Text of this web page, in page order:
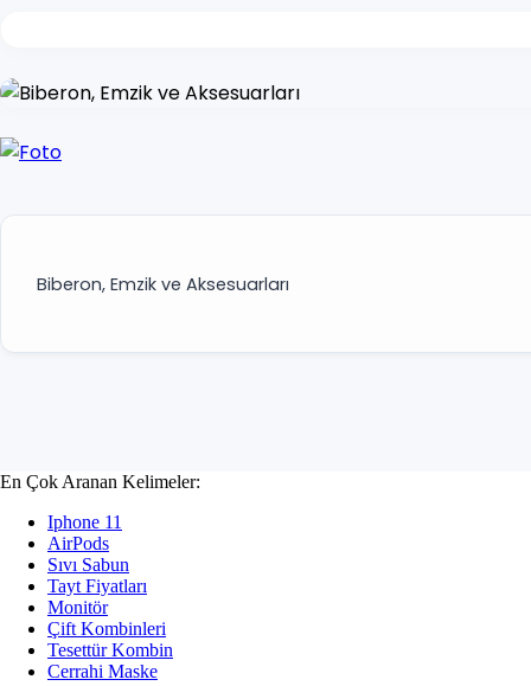
Bavul & Valiz
Pet Shop
Hamster & Tavşan
Kaplumbağa
Kuş
Biberon, Emzik ve Aksesuarları
En Çok Aranan Kelimeler:
Iphone 11
AirPods
Sıvı Sabun
Tayt Fiyatları
Monitör
Çift Kombinleri
Tesettür Kombin
Cerrahi Maske